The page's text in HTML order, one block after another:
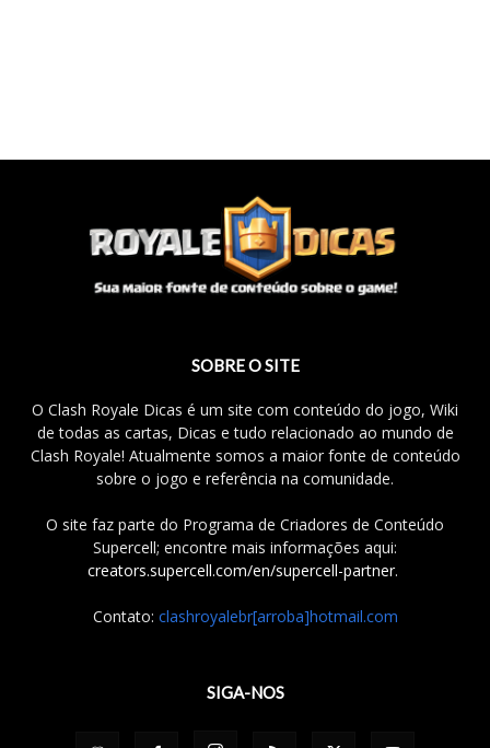
SOBRE O SITE
O Clash Royale Dicas é um site com conteúdo do jogo, Wiki
de todas as cartas, Dicas e tudo relacionado ao mundo de
Clash Royale! Atualmente somos a maior fonte de conteúdo
sobre o jogo e referência na comunidade.
O site faz parte do Programa de Criadores de Conteúdo
Supercell; encontre mais informações aqui:
creators.supercell.com/en/supercell-partner.
Contato: clashroyalebr[arroba]hotmail.com
SIGA-NOS